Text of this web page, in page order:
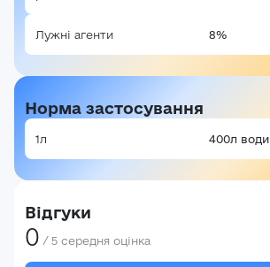
Лужні агенти 8%
Норма застосування
1л 400л води
Відгуки
0 / 5 середня оцінка